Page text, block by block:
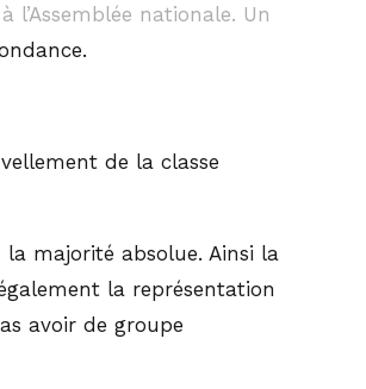
nationale. Un
de la classe
majorité absolue. Ainsi la
la représentation
avoir de groupe